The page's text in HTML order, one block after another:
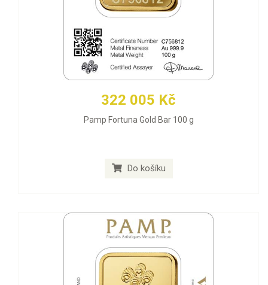
322 005 Kč
Pamp Fortuna Gold Bar 100 g
Do košíku